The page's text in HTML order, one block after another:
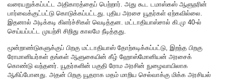
வரையறுக்கப்பட்ட அதிகாரத்தைப் பெற்றார். அது கூட டமாஸ்கஸ் ஆளுநரின்
பார்வைக்குட்பட்டு கொடுக்கப்பட்டது. புதிய அரசை யூதர்கள் ஏற்கவில்லை.
இதனால் அடிக்கடி கிளர்ச்சிகள் வெடித்தன. மட்டாதியாஸ்சால் கி.மு 40-ல்
செய்யப்பட்ட முயற்சி சிறிது காலமே நீடித்தது.
மூன்றாண்டுகளுக்குப் பிறகு மட்டாதியாஸ் தோற்கடிக்கப்பட்டு, இறந்த பிறகு
ரோமானியர்கள் தங்கள் ஆளுகையின் கீழ் ஹோஸ்மோனியன் அரசைக்
கொண்டு வந்தனர். யூதர்களின் பகுதி ரோம அரசின் நுழைவாயிலாக
ஆகிப்போனது. அதன் பிறகு யூதராக மதம் மாறிய செல்வாக்கு மிக்க அரசியல்